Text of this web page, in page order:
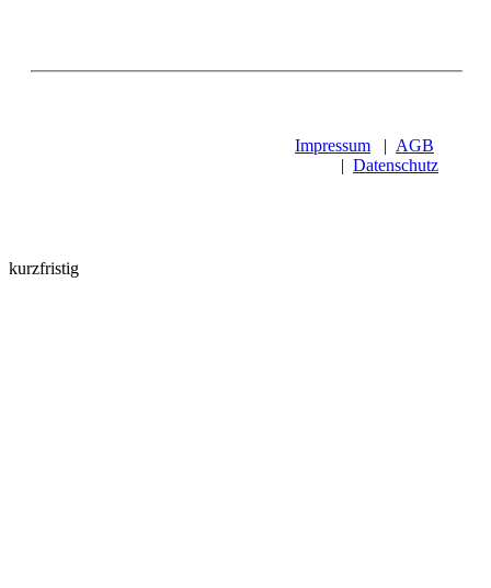
Impressum | AGB
| Datenschutz
kurzfristig